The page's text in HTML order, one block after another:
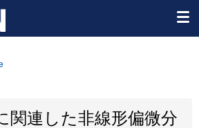
関連した非線形偏微分